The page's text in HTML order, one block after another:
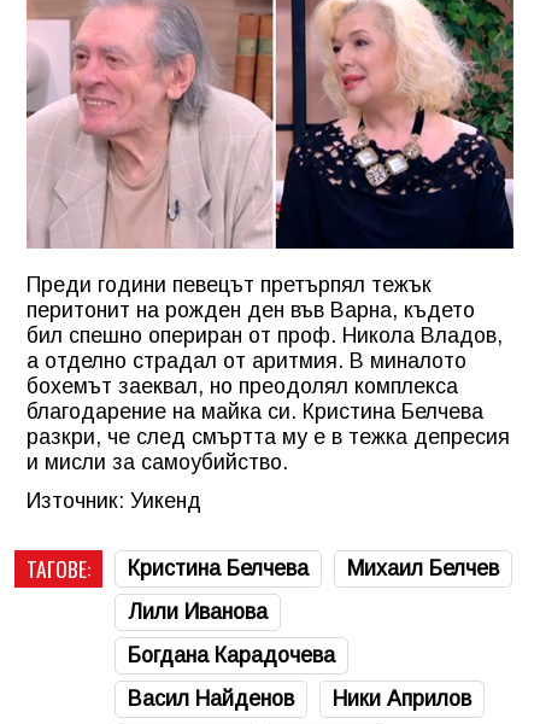
Преди години певецът претърпял тежък
перитонит на рожден ден във Варна, където
бил спешно опериран от проф. Никола Владов,
а отделно страдал от аритмия. В миналото
бохемът заеквал, но преодолял комплекса
благодарение на майка си. Кристина Белчева
разкри, че след смъртта му е в тежка депресия
и мисли за самоубийство.
Източник: Уикенд
ТАГОВЕ: Кристина Белчева
Михаил Белчев
Лили Иванова
Богдана Карадочева
Васил Найденов
Ники Априлов